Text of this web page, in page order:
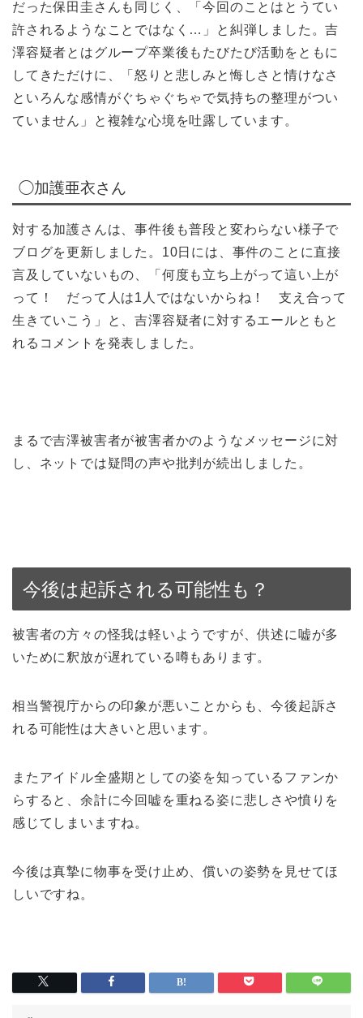
だった保田圭さんも同じく、「今回のことはとうてい
許されるようなことではなく…」と糾弾しました。吉
澤容疑者とはグループ卒業後もたびたび活動をともに
してきただけに、「怒りと悲しみと悔しさと情けなさ
といろんな感情がぐちゃぐちゃで気持ちの整理がつい
ていません」と複雑な心境を吐露しています。
◯加護亜衣さん
対する加護さんは、事件後も普段と変わらない様子で
ブログを更新しました。10日には、事件のことに直接
言及していないもの、「何度も立ち上がって這い上が
って！ だって人は1人ではないからね！ 支え合って
生きていこう」と、吉澤容疑者に対するエールともと
れるコメントを発表しました。
まるで吉澤被害者が被害者かのようなメッセージに対
し、ネットでは疑問の声や批判が続出しました。
今後は起訴される可能性も？
被害者の方々の怪我は軽いようですが、供述に嘘が多
いために釈放が遅れている噂もあります。
相当警視庁からの印象が悪いことからも、今後起訴さ
れる可能性は大きいと思います。
またアイドル全盛期としての姿を知っているファンか
らすると、余計に今回嘘を重ねる姿に悲しさや憤りを
感じてしまいますね。
今後は真摯に物事を受け止め、償いの姿勢を見せてほ
しいですね。